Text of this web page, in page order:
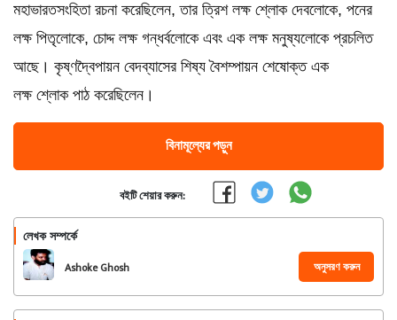
মহাভারতসংহিতা রচনা করেছিলেন, তার ত্রিশ লক্ষ শ্লোক দেবলোকে, পনের
লক্ষ পিতৃলোকে, চোদ্দ লক্ষ গন্ধর্বলোকে এবং এক লক্ষ মনুষ্যলোকে প্রচলিত
আছে। কৃষ্ণদ্বৈপায়ন বেদব্যাসের শিষ্য বৈশম্পায়ন শেষোক্ত এক
লক্ষ শ্লোক পাঠ করেছিলেন।
বিনামূল্যের পড়ুন
বইটি শেয়ার করুন:
লেখক সম্পর্কে
Ashoke Ghosh অনুসরণ করুন